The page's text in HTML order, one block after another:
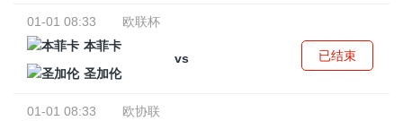
01-01 08:33
欧联杯
本菲卡
vs
圣加伦
已结束
01-01 08:33
欧协联